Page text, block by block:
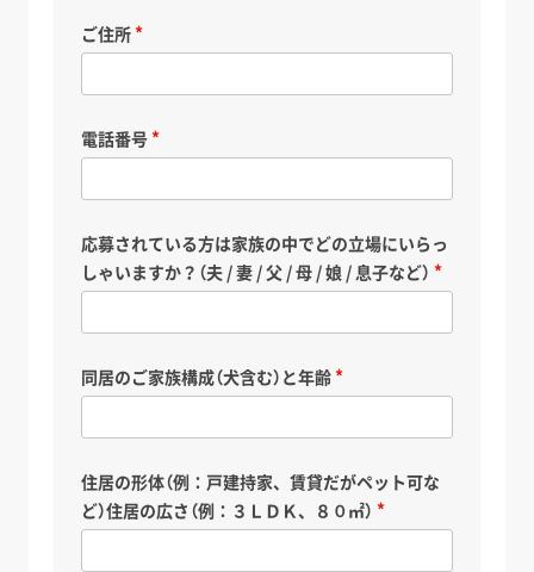
ご住所
電話番号
応募されている方は家族の中でどの立場にいらっ
しゃいますか？（夫 / 妻 / 父 / 母 / 娘 / 息子など）
同居のご家族構成（犬含む）と年齢
住居の形体（例：戸建持家、賃貸だがペット可な
ど）住居の広さ（例：３ＬＤＫ、８０㎡）